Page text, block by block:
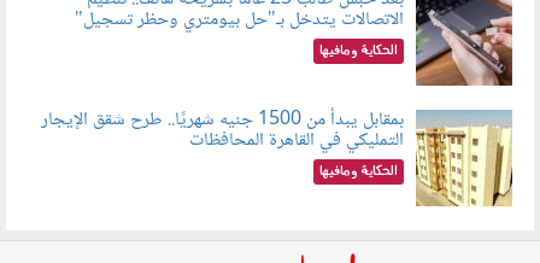
080803.jpg الاتصالات يتدخل بـ"حل بيومتري وحظر تسجيل"
الحكاية ومافيها
080801.jpg
بمقابل يبدأ من 1500 جنيه شهريًا.. طرح شقق الإيجار
التمليكي في القاهرة المحافظات
الحكاية ومافيها